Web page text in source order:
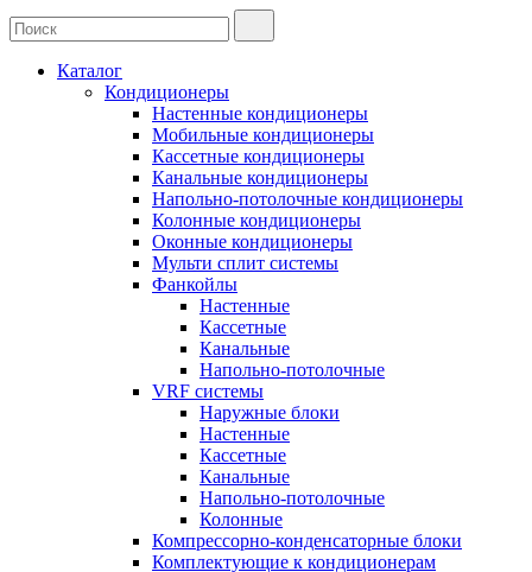
Каталог
Кондиционеры
Настенные кондиционеры
Мобильные кондиционеры
Кассетные кондиционеры
Канальные кондиционеры
Напольно-потолочные кондиционеры
Колонные кондиционеры
Оконные кондиционеры
Мульти сплит системы
Фанкойлы
Настенные
Кассетные
Канальные
Напольно-потолочные
VRF системы
Наружные блоки
Настенные
Кассетные
Канальные
Напольно-потолочные
Колонные
Компрессорно-конденсаторные блоки
Комплектующие к кондиционерам